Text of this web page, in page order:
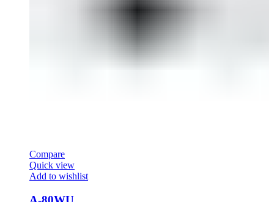
Compare
Quick view
Add to wishlist